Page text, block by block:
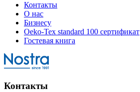
Контакты
О нас
Бизнесу
Oeko-Tex standard 100 сертификат
Гостевая книга
Контакты